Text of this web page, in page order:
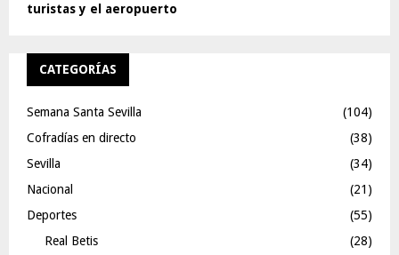
turistas y el aeropuerto
CATEGORÍAS
Semana Santa Sevilla
(104)
Cofradías en directo
(38)
Sevilla
(34)
Nacional
(21)
Deportes
(55)
Real Betis
(28)